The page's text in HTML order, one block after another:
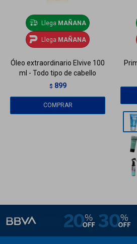
Llega MAÑANA
Llega MAÑANA
Óleo extraordinario Elvive 100
ml - Todo tipo de cabello
$ 899